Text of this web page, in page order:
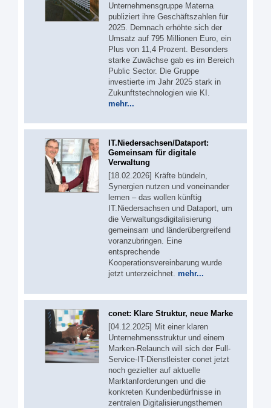
Unternehmensgruppe Materna
publiziert ihre Geschäftszahlen für
2025. Demnach erhöhte sich der
Umsatz auf 795 Millionen Euro, ein
Plus von 11,4 Prozent. Besonders
starke Zuwächse gab es im Bereich
Public Sector. Die Gruppe
investierte im Jahr 2025 stark in
Zukunftstechnologien wie KI.
mehr...
IT.Niedersachsen/Dataport:
Gemeinsam für digitale
Verwaltung
[18.02.2026] Kräfte bündeln,
Synergien nutzen und voneinander
lernen – das wollen künftig
IT.Niedersachsen und Dataport, um
die Verwaltungsdigitalisierung
gemeinsam und länderübergreifend
voranzubringen. Eine
entsprechende
Kooperationsvereinbarung wurde
jetzt unterzeichnet. mehr...
conet: Klare Struktur, neue Marke
[04.12.2025] Mit einer klaren
Unternehmensstruktur und einem
Marken-Relaunch will sich der Full-
Service-IT-Dienstleister conet jetzt
noch gezielter auf aktuelle
Marktanforderungen und die
konkreten Kundenbedürfnisse in
zentralen Digitalisierungsthemen